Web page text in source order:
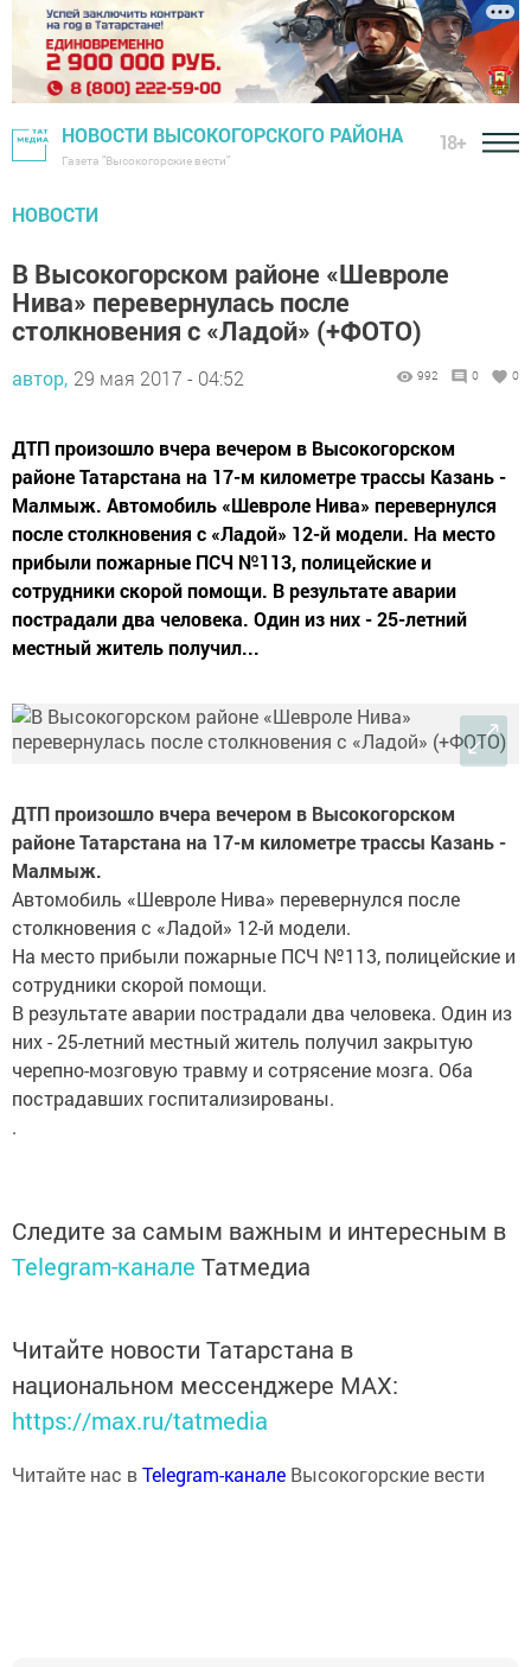
НОВОСТИ ВЫСОКОГОРСКОГО РАЙОНА
Газета "Высокогорские вести"
18+
НОВОСТИ
В Высокогорском районе «Шевроле
Нива» перевернулась после
столкновения с «Ладой» (+ФОТО)
автор, 29 мая 2017 - 04:52 992 0 0
ДТП произошло вчера вечером в Высокогорском
районе Татарстана на 17-м километре трассы Казань -
Малмыж. Автомобиль «Шевроле Нива» перевернулся
после столкновения с «Ладой» 12-й модели. На место
прибыли пожарные ПСЧ №113, полицейские и
сотрудники скорой помощи. В результате аварии
пострадали два человека. Один из них - 25-летний
местный житель получил...
ДТП произошло вчера вечером в Высокогорском
районе Татарстана на 17-м километре трассы Казань -
Малмыж.
Автомобиль «Шевроле Нива» перевернулся после
столкновения с «Ладой» 12-й модели.
На место прибыли пожарные ПСЧ №113, полицейские и
сотрудники скорой помощи.
В результате аварии пострадали два человека. Один из
них - 25-летний местный житель получил закрытую
черепно-мозговую травму и сотрясение мозга. Оба
пострадавших госпитализированы.
.
Следите за самым важным и интересным в
Telegram-канале Татмедиа
Читайте новости Татарстана в
национальном мессенджере MАХ:
https://max.ru/tatmedia
Читайте нас вTelegram-канале Высокогорские вести